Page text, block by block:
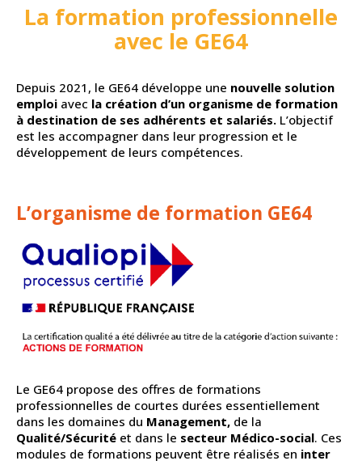
La formation professionnelle
avec le GE64
Depuis 2021, le GE64 développe une nouvelle solution
emploi avec la création d’un organisme de formation
à destination de ses adhérents et salariés. L’objectif
est les accompagner dans leur progression et le
développement de leurs compétences.
L’organisme de formation GE64
Le GE64 propose des offres de formations
professionnelles de courtes durées essentiellement
dans les domaines du Management, de la
Qualité/Sécurité et dans le secteur Médico-social. Ces
modules de formations peuvent être réalisés en inter